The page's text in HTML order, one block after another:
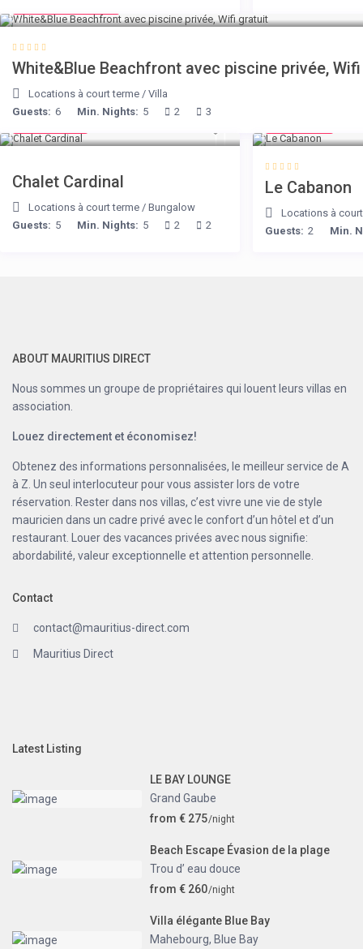
White&Blue Beachfront avec piscine privée,
Locations à court terme /Villa
Guests: 6 Min. Nights: 5 2 3
Chalet Cardinal
Locations à court terme /Bungalow
Guests: 5 Min. Nights: 5 2 2
Le Cabanon
Locations à
Guests: 2 Min.
ABOUT MAURITIUS DIRECT
Nous sommes un groupe de propriétaires qui louent leurs villas en
association.
Louez directement et économisez!
Obtenez des informations personnalisées, le meilleur service de A
à Z. Un seul interlocuteur pour vous assister lors de votre
réservation. Rester dans nos villas, c’est vivre une vie de style
mauricien dans un cadre privé avec le confort d’un hôtel et d’un
restaurant. Louer des vacances privées avec nous signifie:
abordabilité, valeur exceptionnelle et attention personnelle.
Contact
contact@mauritius-direct.com
Mauritius Direct
Latest Listing
LE BAY LOUNGE
Grand Gaube
from € 275/night
Beach Escape Évasion de la plage
Trou d’ eau douce
from € 260/night
Villa élégante Blue Bay
Mahebourg, Blue Bay